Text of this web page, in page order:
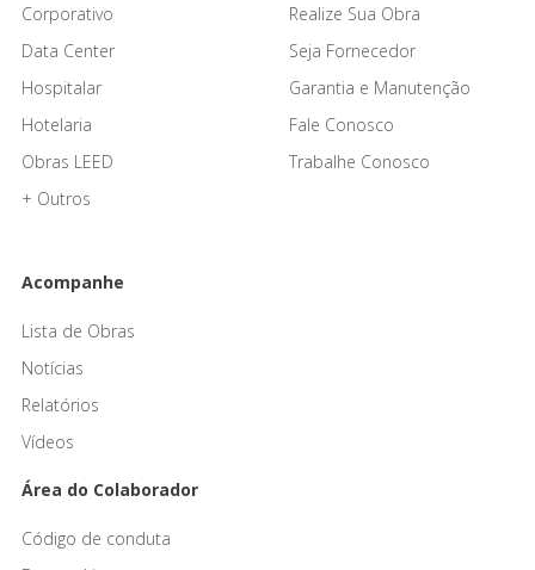
Corporativo
Data Center
Hospitalar
Hotelaria
Obras LEED
+ Outros
Realize Sua Obra
Seja Fornecedor
Garantia e Manutenção
Fale Conosco
Trabalhe Conosco
Acompanhe
Lista de Obras
Notícias
Relatórios
Vídeos
Área do Colaborador
Código de conduta